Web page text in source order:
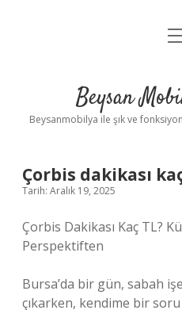
Yasal
Beysan
Beysanmobilya ile şık ve
Çorbis dakikası
Tarih: Aralık 19, 2025
Çorbis Dakikası Kaç TL?
Perspektiften
Bursa’da bir gün, sabah
çıkarken, kendime bir